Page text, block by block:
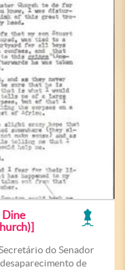
Dine
do Senador
de